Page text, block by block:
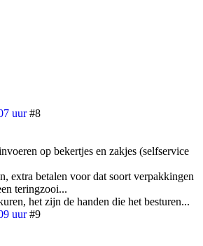
uur #8
op bekertjes en zakjes (selfservice
extra betalen voor dat soort verpakkingen
teringzooi...
het zijn de handen die het besturen...
uur #9